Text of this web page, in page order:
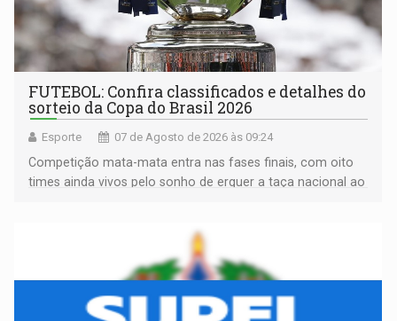
FUTEBOL: Confira classificados e detalhes do
sorteio da Copa do Brasil 2026
Esporte 07 de Agosto de 2026 às 09:24
Competição mata-mata entra nas fases finais, com oito
times ainda vivos pelo sonho de erguer a taça nacional ao